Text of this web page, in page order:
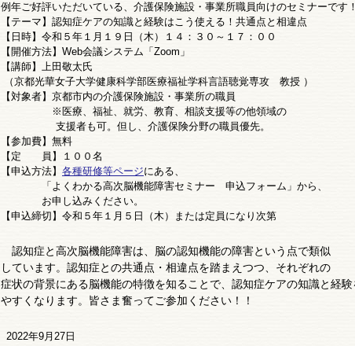
例年ご好評いただいている、介護保険施設・事業所職員向けのセミナーです！
【テーマ】認知症ケアの知識と経験はこう使える！共通点と相違点
【日時】令和５年１月１９日（木）１４：３０～１７：００
【開催方法】Web会議システム「Zoom」
【講師】上田敬太氏
（京都光華女子大学健康科学部医療福祉学科言語聴覚専攻 教授 ）
【対象者】京都市内の介護保険施設・事業所の職員
※医療、福祉、就労、教育、相談支援等の他領域の
支援者も可。但し、介護保険分野の職員優先。
【参加費】無料
【定 員】１００名
【申込方法】 各種研修等ページにある、
「よくわかる高次脳機能障害セミナー 申込フォーム」から、
お申し込みください。
【申込締切】令和５年１月５日（木）または定員になり次第
認知症と高次脳機能障害は、脳の認知機能の障害という点で類似
しています。認知症との共通点・相違点を踏まえつつ、それぞれの
症状の背景にある脳機能の特徴を知ることで、認知症ケアの知識と経
やすくなります。皆さま奮ってご参加ください！！
2022年9月27日